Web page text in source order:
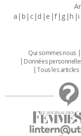
a b c d e f g h i
Qui sommes nous
Données
Tous les articles